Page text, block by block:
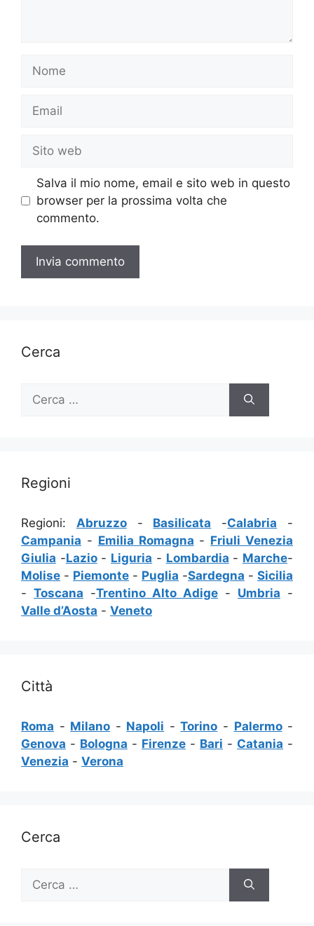
Nome
Email
Sito
web
Salva il mio nome, email e sito web in questo
browser per la prossima volta che
commento.
Cerca
per:
Regioni
Regioni: Abruzzo- Basilicata -Calabria -
Campania - Emilia Romagna - Friuli Venezia
Giulia -Lazio- Liguria - Lombardia - Marche-
Molise - Piemonte - Puglia -Sardegna - Sicilia
- Toscana -Trentino Alto Adige - Umbria -
Valle d’Aosta - Veneto
Città
Roma - Milano - Napoli -Torino - Palermo-
Genova - Bologna - Firenze - Bari - Catania -
Venezia - Verona
Cerca
per: